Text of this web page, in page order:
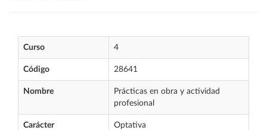
Curso 4
Código 28641
Nombre
Prácticas en obra y actividad
profesional
Carácter Optativa